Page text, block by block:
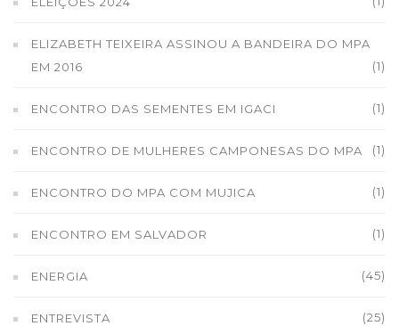
ELIZABETH TEIXEIRA ASSINOU A BANDEIRA DO MPA
EM 2016
(1)
ENCONTRO DAS SEMENTES EM IGACI (1)
ENCONTRO DE MULHERES CAMPONESAS DO MPA (1)
ENCONTRO DO MPA COM MUJICA (1)
ENCONTRO EM SALVADOR (1)
ENERGIA (45)
ENTREVISTA (25)